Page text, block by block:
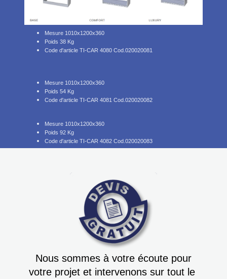
Mesure 1010x1200x360
Poids 38 Kg
Code d'article TI-CAR 4080 Cod.020020081
Mesure 1010x1200x360
Poids 54 Kg
Code d'article TI-CAR 4081 Cod.020020082
Mesure 1010x1200x360
Poids 92 Kg
Code d'article TI-CAR 4082 Cod.020020083
Nous sommes à votre écoute pour
votre projet et intervenons sur tout le